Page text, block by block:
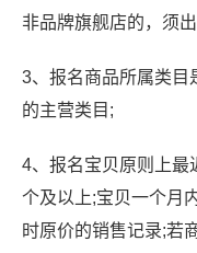
非品牌旗舰店的，须
3、报名商品所属类目
的主营类目;
4、报名宝贝原则上最
个及以上;宝贝一个月
时原价的销售记录;若